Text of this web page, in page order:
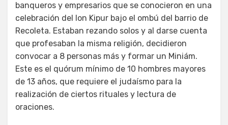
banqueros y empresarios que se conocieron en una
celebración del Ion Kipur bajo el ombú del barrio de
Recoleta. Estaban rezando solos y al darse cuenta
que profesaban la misma religión, decidieron
convocar a 8 personas más y formar un Miniám.
Este es el quórum mínimo de 10 hombres mayores
de 13 años, que requiere el judaísmo para la
realización de ciertos rituales y lectura de
oraciones.